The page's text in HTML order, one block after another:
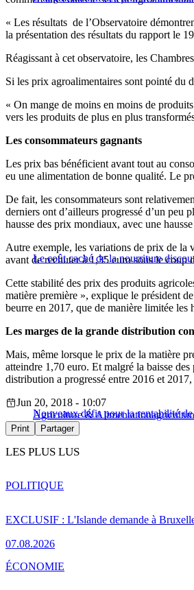
« Les résultats de l’Observatoire
la présentation des résultats du rapport le
Réagissant à cet observatoire, les
Si les prix agroalimentaires sont pointé du
« On mange de moins en moins de
vers les produits de plus en plus
Les consommateurs gagnants
Les prix bas bénéficient avant tout au
eu une alimentation de bonne qualité. Le
De fait, les consommateurs sont
derniers ont d’ailleurs progressé d’un
hausse des prix mondiaux, avec une
Le coût caché de la nourriture
Autre exemple, les variations de prix de la
avant de rechuter à 1,35 euro sous le coup
Cette stabilité des prix des produits
matière première », explique le président
beurre en 2017, que de manière limitée les
Les marges de la grande distribution
Mais, même lorsque le prix de la matière
atteindre 1,70 euro. Et malgré la baisse
distribution a progressé entre 2016 et
Nouveaux défis pour la rentabilité
Jun 20, 2018 - 10:07
Agriculture & Alimentation
Print Partager
LES PLUS LUS
EXCLUSIF : L'Islande demande à
07.08.2026
POLITIQUE
ÉCONOMIE